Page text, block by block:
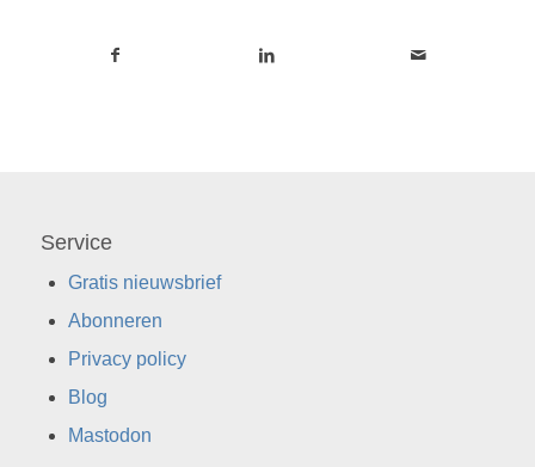
Service
Gratis nieuwsbrief
Abonneren
Privacy policy
Blog
Mastodon